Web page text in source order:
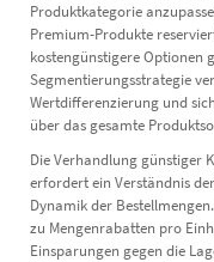
Produktkategorie
Premium-Produkte
kostengünstigere Optionen
Segmentierungsstrategie
Wertdifferenzierung und
über das gesamte
Die Verhandlung günstiger
erfordert ein Verständnis
Dynamik der
zu Mengenrabatten pro
Einsparungen gegen die